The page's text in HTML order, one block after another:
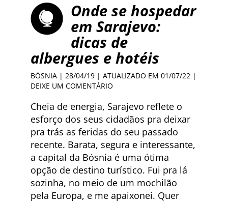
Onde se hospedar
em Sarajevo:
dicas de
albergues e hotéis
BÓSNIA | 28/04/19 | ATUALIZADO EM 01/07/22 |
DEIXE UM COMENTÁRIO
Cheia de energia, Sarajevo reflete o
esforço dos seus cidadãos pra deixar
pra trás as feridas do seu passado
recente. Barata, segura e interessante,
a capital da Bósnia é uma ótima
opção de destino turístico. Fui pra lá
sozinha, no meio de um mochilão
pela Europa, e me apaixonei. Quer